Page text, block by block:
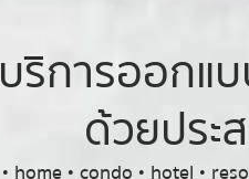
บริการออกแ
ด้วยปร